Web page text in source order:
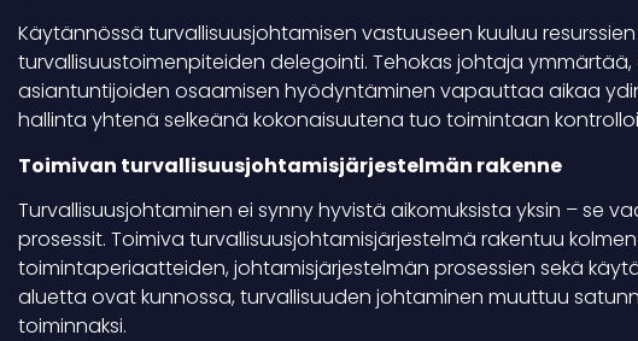
Käytännössä turvallisuusjohtamisen vastuuseen kuuluu
turvallisuustoimenpiteiden delegointi. Tehokas johtaja
asiantuntijoiden osaamisen hyödyntäminen vapauttaa aikaa
hallinta yhtenä selkeänä kokonaisuutena tuo toimintaan
Toimivan turvallisuusjohtamisjärjestelmän rakenne
Turvallisuusjohtaminen ei synny hyvistä aikomuksista yksin – se
prosessit. Toimiva turvallisuusjohtamisjärjestelmä rakentuu
toimintaperiaatteiden, johtamisjärjestelmän prosessien sekä
aluetta ovat kunnossa, turvallisuuden johtaminen muuttuu
toiminnaksi.